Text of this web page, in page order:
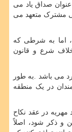
صداق یاد می
مشترک متعهد می
اما به شرطی که
شرع و قانون
می باشد .به طور
برای نیازمندان در یک منطقه
مهریه در عقد نکاح
و ذکر شود، اصلاً